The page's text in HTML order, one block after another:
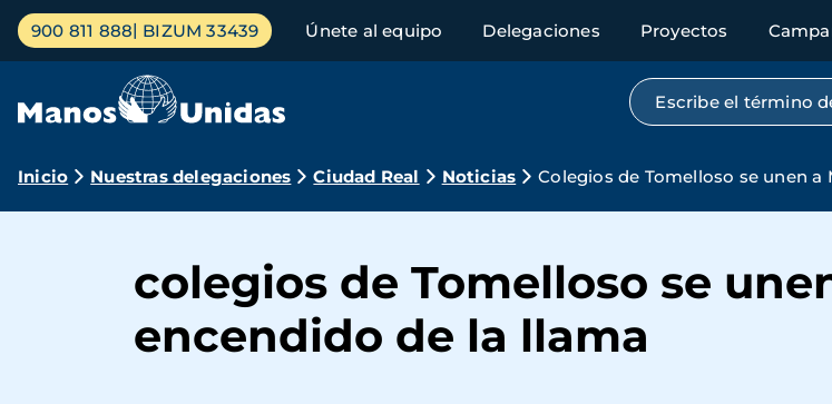
Pasar
contenido
Menú
principal
900 811 888 BIZUM 33439 Únete al equipo Delegaciones Proyectos
Búsqueda por
Ruta
navegación
Inicio Nuestras delegaciones Ciudad Real Noticias Colegios de Tomelloso se unen
colegios de Tomelloso se
encendido de la llama